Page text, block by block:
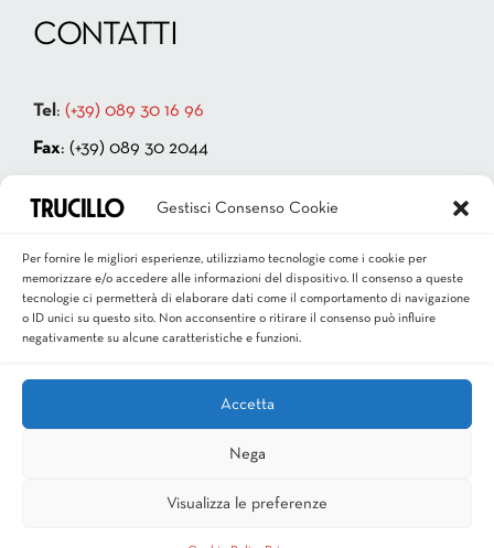
Gestisci Consenso Cookie
Per fornire le migliori esperienze, utilizziamo tecnologie come i cookie per
memorizzare e/o accedere alle informazioni del dispositivo. Il consenso a queste
tecnologie ci permetterà di elaborare dati come il comportamento di navigazione
o ID unici su questo sito. Non acconsentire o ritirare il consenso può influire
negativamente su alcune caratteristiche e funzioni.
Accetta
Nega
Visualizza le preferenze
CONTATTI
Tel : (+39) 089 30 16 96
Fax: (+39) 089 30 2044
84131 Salerno – ITALIA
P.IVA 00181880659
Email:info@trucillo.it
Trucillo © Copyright 2021 Tutti i diritti riservati - P.IVA 00181880659 - 84131 Salerno